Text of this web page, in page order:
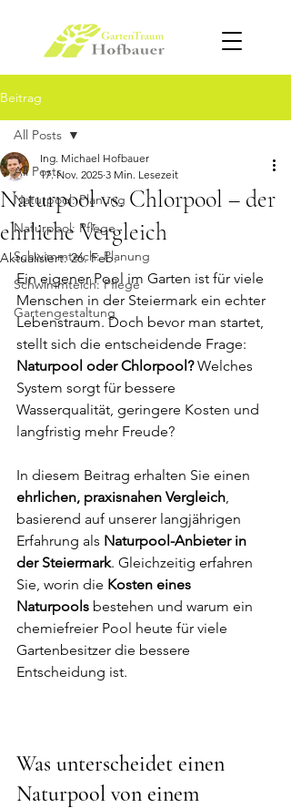
Beitrag
All Posts
Naturpool: Planung
Naturpool: Pflege
Schwimmteich: Planung
Schwimmteich: Pflege
Gartengestaltung
All Posts
Naturpool vs. Chlorpool – der
ehrliche Vergleich
Ing. Michael Hofbauer
17. Nov. 2025 3 Min. Lesezeit
Aktualisiert:26. Feb.
Ein eigener Pool im Garten ist für viele
Menschen in der Steiermark ein echter
Lebenstraum. Doch bevor man startet,
stellt sich die entscheidende Frage:
Naturpool oder Chlorpool? Welches
System sorgt für bessere
Wasserqualität, geringere Kosten und
langfristig mehr Freude?
In diesem Beitrag erhalten Sie einen
ehrlichen, praxisnahen Vergleich,
basierend auf unserer langjährigen
Erfahrung als Naturpool-Anbieter in
der Steiermark. Gleichzeitig erfahren
Sie, worin die Kosten eines
Naturpools bestehen und warum ein
chemiefreier Pool heute für viele
Gartenbesitzer die bessere
Entscheidung ist.
Was unterscheidet einen
Naturpool von einem